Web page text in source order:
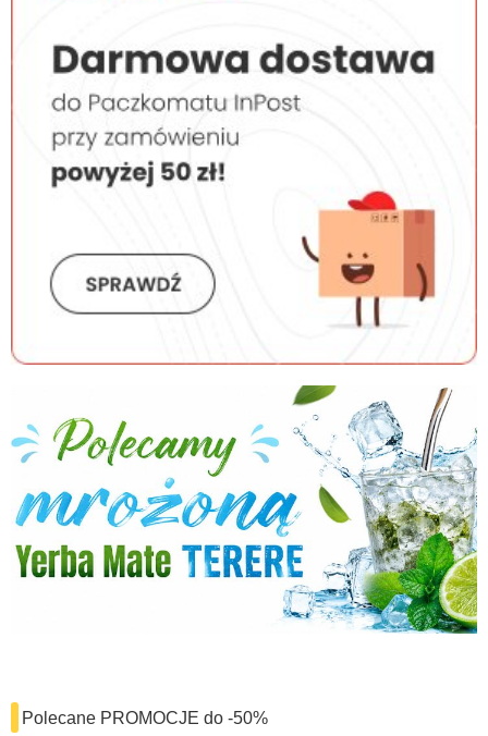
Polecane PROMOCJE do -50%